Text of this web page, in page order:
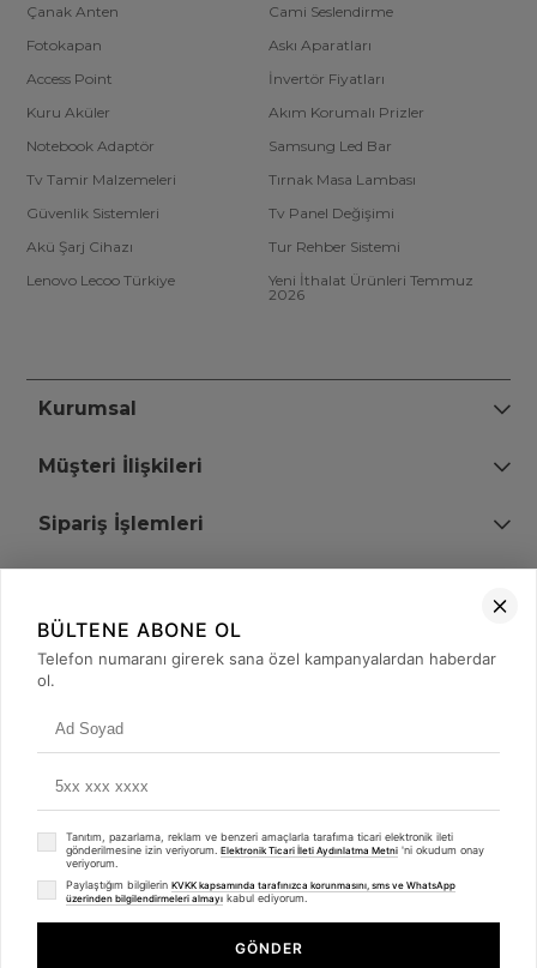
Çanak Anten
Cami Seslendirme
Fotokapan
Askı Aparatları
Access Point
İnvertör Fiyatları
Kuru Aküler
Akım Korumalı Prizler
Notebook Adaptör
Samsung Led Bar
Tv Tamir Malzemeleri
Tırnak Masa Lambası
Güvenlik Sistemleri
Tv Panel Değişimi
Akü Şarj Cihazı
Tur Rehber Sistemi
Lenovo Lecoo Türkiye
Yeni İthalat Ürünleri Temmuz
2026
Kurumsal
Müşteri İlişkileri
Sipariş İşlemleri
+90 (850) 473 08 08
© 2008 - 2026merterelektronik.com
- Tüm Hakları Saklıdır. Kredi kartı bilgileriniz 256bit SSL sertifikası ile
Whatsapp
BÜLTENE ABONE OL
Telefon numaranı girerek sana özel kampanyalardan haberdar
ol.
Tanıtım, pazarlama, reklam ve benzeri amaçlarla tarafıma ticari elektronik ileti
gönderilmesine izin veriyorum. Elektronik Ticari İleti Aydınlatma Metni 'ni okudum onay
veriyorum.
Paylaştığım bilgilerin KVKK kapsamında tarafınızca korunmasını, sms ve WhatsApp
üzerinden bilgilendirmeleri almayı kabul ediyorum.
GÖNDER